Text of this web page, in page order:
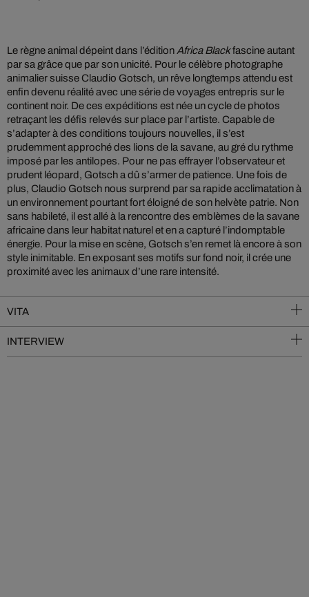
Le règne animal dépeint dans l’édition Africa Blackfascine autant
par sa grâce que par son unicité. Pour le célèbre photographe
animalier suisse Claudio Gotsch, un rêve longtemps attendu est
enfin devenu réalité avec une série de voyages entrepris sur le
continent noir. De ces expéditions est née un cycle de photos
retraçant les défis relevés sur place par l’artiste. Capable de
s’adapter à des conditions toujours nouvelles, il s’est
prudemment approché des lions de la savane, au gré du rythme
imposé par les antilopes. Pour ne pas effrayer l’observateur et
prudent léopard, Gotsch a dû s’armer de patience. Une fois de
plus, Claudio Gotsch nous surprend par sa rapide acclimatation à
un environnement pourtant fort éloigné de son helvète patrie. Non
sans habileté, il est allé à la rencontre des emblèmes de la savane
africaine dans leur habitat naturel et en a capturé l’indomptable
énergie. Pour la mise en scène, Gotsch s’en remet là encore à son
style inimitable. En exposant ses motifs sur fond noir, il crée une
proximité avec les animaux d’une rare intensité.
VITA
INTERVIEW